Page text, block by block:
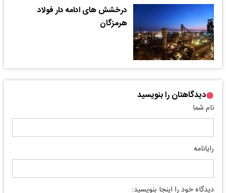
درخشش های ادامه دار فولاد
هرمزگان
دیدگاهتان را بنویسید
نام شما
رایانامه
دیدگاه خود را اینجا بنویسید: